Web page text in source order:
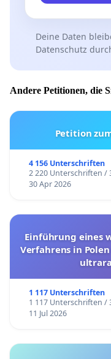
Deine Daten
Datenschutz
Andere Petitionen, die
Petition
4 156 Unterschriften
2 220 Unterschriften /
30 Apr 2026
Einführung eines
Verfahrens in
1 117 Unterschriften
1 117 Unterschriften /
11 Jul 2026